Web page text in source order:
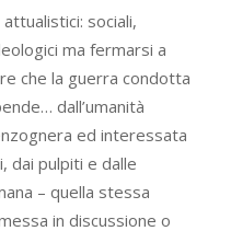
sociali,
ma fermarsi a
che la guerra condotta
dall’umanità
ed interessata
dai pulpiti e dalle
– quella stessa
in discussione o